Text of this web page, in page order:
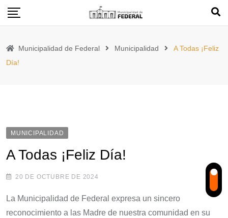
Skip
Municipalidad de Federal Municipalidad
A Todas ¡Feliz
Día!
MUNICIPALIDAD
A Todas ¡Feliz Día!
20 DE OCTUBRE DE 2024
La Municipalidad de Federal expresa un sincero
reconocimiento a las Madre de nuestra comunidad en su